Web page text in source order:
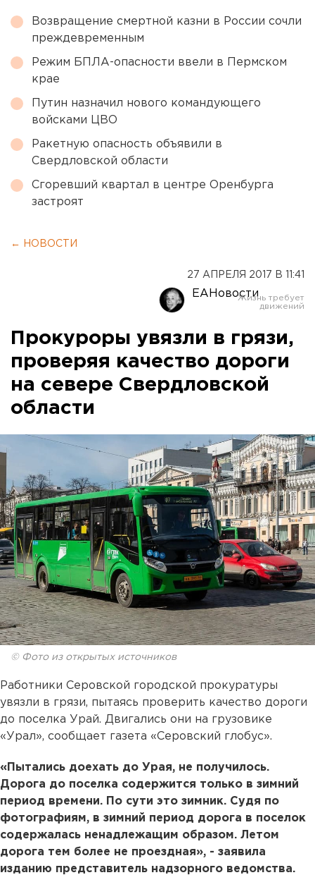
Возвращение смертной казни в России сочли
преждевременным
Режим БПЛА-опасности ввели в Пермском
крае
Путин назначил нового командующего
войсками ЦВО
Ракетную опасность объявили в
Свердловской области
Сгоревший квартал в центре Оренбурга
застроят
← НОВОСТИ
27 АПРЕЛЯ 2017 В 11:41
ЕАНовости
Прокуроры увязли в грязи,
проверяя качество дороги
на севере Свердловской
области
© Фото из открытых источников
Работники Серовской городской прокуратуры
увязли в грязи, пытаясь проверить качество дороги
до поселка Урай. Двигались они на грузовике
«Урал», сообщает газета «Серовский глобус».
«Пытались доехать до Урая, не получилось.
Дорога до поселка содержится только в зимний
период времени. По сути это зимник. Судя по
фотографиям, в зимний период дорога в поселок
содержалась ненадлежащим образом. Летом
дорога тем более не проездная», - заявила
изданию представитель надзорного ведомства.